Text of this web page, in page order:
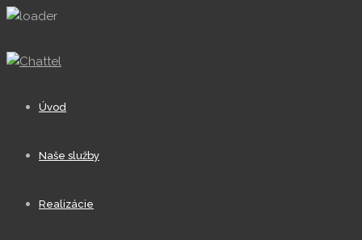
Úvod
Naše služby
Realizácie